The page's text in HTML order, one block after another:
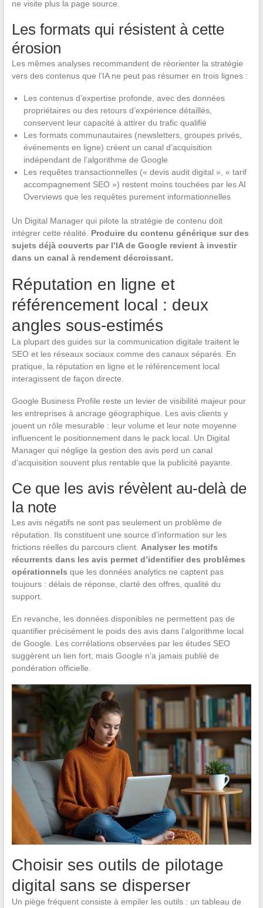
ne visite plus la page source.
Les formats qui résistent à cette
érosion
Les mêmes analyses recommandent de réorienter la stratégie
vers des contenus que l’IA ne peut pas résumer en trois lignes :
Les contenus d’expertise profonde, avec des données
propriétaires ou des retours d’expérience détaillés,
conservent leur capacité à attirer du trafic qualifié
Les formats communautaires (newsletters, groupes privés,
événements en ligne) créent un canal d’acquisition
indépendant de l’algorithme de Google
Les requêtes transactionnelles (« devis audit digital », « tarif
accompagnement SEO ») restent moins touchées par les AI
Overviews que les requêtes purement informationnelles
Un Digital Manager qui pilote la stratégie de contenu doit
intégrer cette réalité. Produire du contenu générique sur des
sujets déjà couverts par l’IA de Google revient à investir
dans un canal à rendement décroissant.
Réputation en ligne et
référencement local : deux
angles sous-estimés
La plupart des guides sur la communication digitale traitent le
SEO et les réseaux sociaux comme des canaux séparés. En
pratique, la réputation en ligne et le référencement local
interagissent de façon directe.
Google Business Profile reste un levier de visibilité majeur pour
les entreprises à ancrage géographique. Les avis clients y
jouent un rôle mesurable : leur volume et leur note moyenne
influencent le positionnement dans le pack local. Un Digital
Manager qui néglige la gestion des avis perd un canal
d’acquisition souvent plus rentable que la publicité payante.
Ce que les avis révèlent au-delà de
la note
Les avis négatifs ne sont pas seulement un problème de
réputation. Ils constituent une source d’information sur les
frictions réelles du parcours client. Analyser les motifs
récurrents dans les avis permet d’identifier des problèmes
opérationnels que les données analytics ne captent pas
toujours : délais de réponse, clarté des offres, qualité du
support.
En revanche, les données disponibles ne permettent pas de
quantifier précisément le poids des avis dans l’algorithme local
de Google. Les corrélations observées par les études SEO
suggèrent un lien fort, mais Google n’a jamais publié de
pondération officielle.
Choisir ses outils de pilotage
digital sans se disperser
Un piège fréquent consiste à empiler les outils : un tableau de